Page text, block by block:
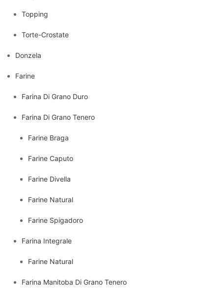
Topping
Torte-Crostate
Donzela
Farine
Farina Di Grano Duro
Farina Di Grano Tenero
Farine Braga
Farine Caputo
Farine Divella
Farine Natural
Farine Spigadoro
Farina Integrale
Farine Natural
Farina Manitoba Di Grano Tenero